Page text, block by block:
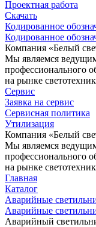
Проектная работа
Скачать
Кодированное
Кодированное
Компания «Белый
Мы являемся
профессионального
на рынке
Сервис
Заявка на сервис
Сервисная политика
Утилизация
Компания «Белый
Мы являемся
профессионального
на рынке
Главная
Каталог
Аварийные
Аварийные
Аварийный